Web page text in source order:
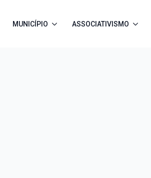
MUNICÍPIO ASSOCIATIVISMO